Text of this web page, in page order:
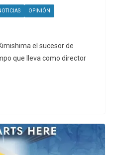
OPINIÓN
el sucesor de
que lleva como director